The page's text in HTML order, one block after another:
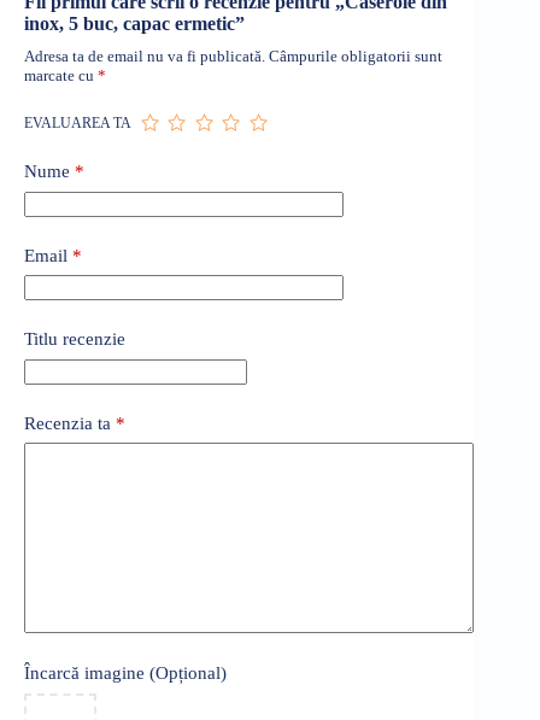
inox, 5 buc, capac ermetic”
Adresa ta de email nu va fi publicată. Câmpurile obligatorii sunt
marcate cu *
EVALUAREA TA
Nume *
Email *
Titlu recenzie
Recenzia ta *
Încarcă imagine (Opțional)